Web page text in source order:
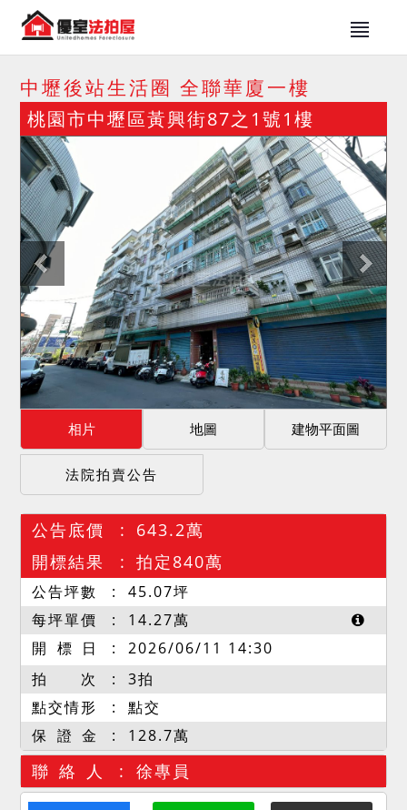
中壢後站生活圈 全聯華廈一樓
桃園市中壢區黃興街87之1號1樓
相片 地圖 建物平面圖
法院拍賣公告
公告底價
643.2萬
開標結果
拍定840萬
公告坪數 45.07坪
每坪單價
14.27萬
開 標 日
2026/06/11 14:30
拍 次
3拍
點交情形
點交
保 證 金
128.7萬
聯 絡 人 徐專員